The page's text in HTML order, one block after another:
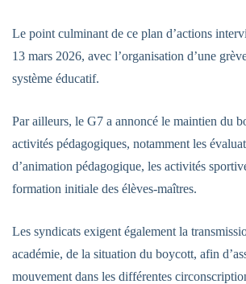
Le point culminant de ce plan d’actions
13 mars 2026, avec l’organisation d’une
système éducatif.
Par ailleurs, le G7 a annoncé le maintien du
activités pédagogiques, notamment les
d’animation pédagogique, les activités
formation initiale des élèves-maîtres.
Les syndicats exigent également la
académie, de la situation du boycott, afin
mouvement dans les différentes